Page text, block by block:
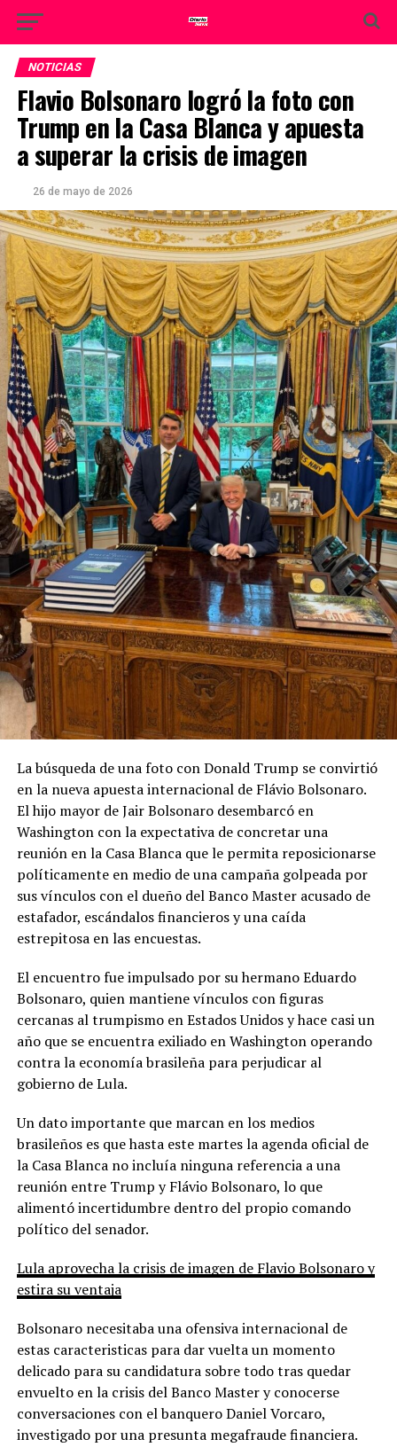
NOTICIAS
Flavio Bolsonaro logró la foto con
Trump en la Casa Blanca y apuesta
a superar la crisis de imagen
26 de mayo de 2026
La búsqueda de una foto con Donald Trump se convirtió
en la nueva apuesta internacional de Flávio Bolsonaro.
El hijo mayor de Jair Bolsonaro desembarcó en
Washington con la expectativa de concretar una
reunión en la Casa Blanca que le permita reposicionarse
políticamente en medio de una campaña golpeada por
sus vínculos con el dueño del Banco Master acusado de
estafador, escándalos financieros y una caída
estrepitosa en las encuestas.
El encuentro fue impulsado por su hermano Eduardo
Bolsonaro, quien mantiene vínculos con figuras
cercanas al trumpismo en Estados Unidos y hace casi un
año que se encuentra exiliado en Washington operando
contra la economía brasileña para perjudicar al
gobierno de Lula.
Un dato importante que marcan en los medios
brasileños es que hasta este martes la agenda oficial de
la Casa Blanca no incluía ninguna referencia a una
reunión entre Trump y Flávio Bolsonaro, lo que
alimentó incertidumbre dentro del propio comando
político del senador.
Lula aprovecha la crisis de imagen de Flavio Bolsonaro y
estira su ventaja
Bolsonaro necesitaba una ofensiva internacional de
estas caracteristicas para dar vuelta un momento
delicado para su candidatura sobre todo tras quedar
envuelto en la crisis del Banco Master y conocerse
conversaciones con el banquero Daniel Vorcaro,
investigado por una presunta megafraude financiera.